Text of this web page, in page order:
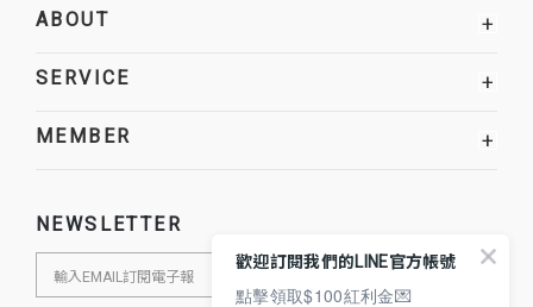
ABOUT +
SERVICE +
MEMBER +
NEWSLETTER
歡迎訂閱我們的LINE官方帳號
點擊領取$100紅利金💌